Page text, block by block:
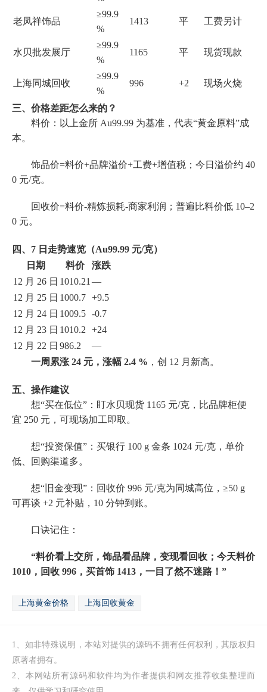
老凤祥饰品
≥99.9
%
1413 平 工费另计
水贝批发展厅
≥99.9
%
1165 平 现货现款
上海同城回收
≥99.9
%
996 +2 现场火烧
三、价格差距怎么来的？
料价：以上金所 Au99.99 为基准，代表“黄金原料”成
本。
饰品价=料价+品牌溢价+工费+增值税；今日溢价约 40
0 元/克。
回收价=料价-精炼损耗-商家利润；普遍比料价低 10–2
0 元。
四、7 日走势速览（Au99.99 元/克）
日期
料价
涨跌
12 月 26 日 1010.21 —
12 月 25 日 1000.7 +9.5
12 月 24 日 1009.5 -0.7
12 月 23 日 1010.2
+24
12 月 22 日 986.2
—
一周累涨 24 元，涨幅 2.4 % ，创 12 月新高。
五、操作建议
想“买在低位”：盯水贝现货 1165 元/克，比品牌柜便
宜 250 元，可现场加工即取。
想“投资保值”：买银行 100 g 金条 1024 元/克，单价
低、回购渠道多。
想“旧金变现”：回收价 996 元/克为同城高位，≥50 g
可再谈 +2 元补贴，10 分钟到账。
口诀记住：
“料价看上交所，饰品看品牌，变现看回收；今天料价
1010，回收 996，买首饰 1413，一目了然不迷路！”
上海黄金价格 上海回收黄金
1、如非特殊说明，本站对提供的源码不拥有任何权利，其版权归
原著者拥有。
2、本网站所有源码和软件均为作者提供和网友推荐收集整理而